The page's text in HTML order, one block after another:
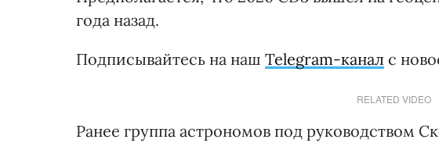
года назад.
Подписывайтесь на наш Telegram-канал с
RELATED VIDEO
Ранее группа астрономов под руководством